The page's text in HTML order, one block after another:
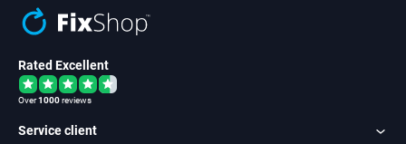
Rated Excellent
Over1000reviews
Service client